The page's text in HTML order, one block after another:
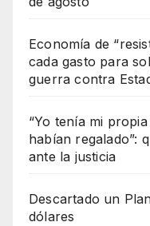
Economía de
cada gasto para
guerra contra
“Yo tenía mi
habían regalado”:
ante la justicia
Descartado un
dólares